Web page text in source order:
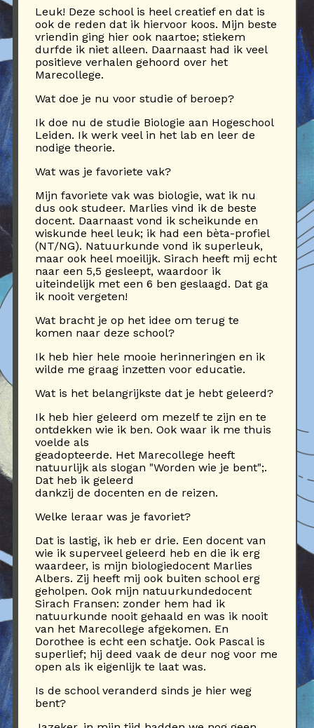
Leuk! Deze school is heel creatief en dat is
ook de reden dat ik hiervoor koos. Mijn beste
vriendin ging hier ook naartoe; stiekem
durfde ik niet alleen. Daarnaast had ik veel
positieve verhalen gehoord over het
Marecollege.
Wat doe je nu voor studie of beroep?
Ik doe nu de studie Biologie aan Hogeschool
Leiden. Ik werk veel in het lab en leer de
nodige theorie.
Wat was je favoriete vak?
Mijn favoriete vak was biologie, wat ik nu
dus ook studeer. Marlies vind ik de beste
docent. Daarnaast vond ik scheikunde en
wiskunde heel leuk; ik had een bèta-profiel
(NT/NG). Natuurkunde vond ik superleuk,
maar ook heel moeilijk. Sirach heeft mij echt
naar een 5,5 gesleept, waardoor ik
uiteindelijk met een 6 ben geslaagd. Dat ga
ik nooit vergeten!
Wat bracht je op het idee om terug te
komen naar deze school?
Ik heb hier hele mooie herinneringen en ik
wilde me graag inzetten voor educatie.
Wat is het belangrijkste dat je hebt geleerd?
Ik heb hier geleerd om mezelf te zijn en te
ontdekken wie ik ben. Ook waar ik me thuis
voelde als
geadopteerde. Het Marecollege heeft
natuurlijk als slogan "Worden wie je bent";.
Dat heb ik geleerd
dankzij de docenten en de reizen.
Welke leraar was je favoriet?
Dat is lastig, ik heb er drie. Een docent van
wie ik superveel geleerd heb en die ik erg
waardeer, is mijn biologiedocent Marlies
Albers. Zij heeft mij ook buiten school erg
geholpen. Ook mijn natuurkundedocent
Sirach Fransen: zonder hem had ik
natuurkunde nooit gehaald en was ik nooit
van het Marecollege afgekomen. En
Dorothee is echt een schatje. Ook Pascal is
superlief; hij deed vaak de deur nog voor me
open als ik eigenlijk te laat was.
Is de school veranderd sinds je hier weg
bent?